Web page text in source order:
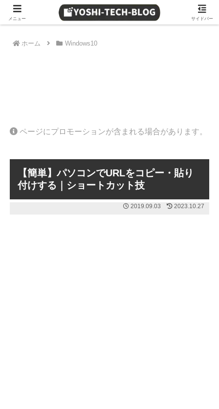
≫ Amazon 日替わりタイムセール
ホーム Windows10
ページにプロモーションが含まれる場合があります。
【簡単】パソコンでURLをコピー・貼り
付けする｜ショートカット技
2019.09.03 2023.10.27
メニュー サイドバー